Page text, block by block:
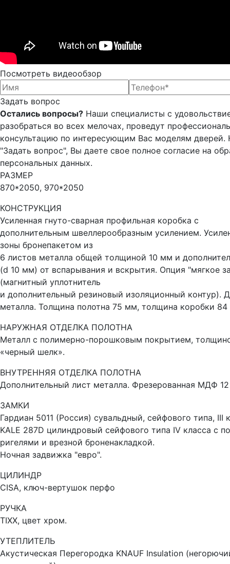
Посмотреть видеообзор
Задать вопрос
Остались вопросы? Наши специалисты с
разобраться во всех мелочах, проведут
консультацию по интересующим Вас моделям дверей.
"Задать вопрос", Вы даете свое полное согласие на
персональных данных.
РАЗМЕР
870*2050, 970*2050
КОНСТРУКЦИЯ
Усиленная гнуто-сварная профильная коробка с
дополнительным швеллерообразным усилением.
зоны бронепакетом из
6 листов металла общей толщиной 10 мм и
(d 10 мм) от вспарывания и вскрытия. Опция "мягкое
(магнитный уплотнитель
и дополнительный резиновый изоляционный контур).
металла. Толщина полотна 75 мм, толщина коробки
НАРУЖНАЯ ОТДЕЛКА ПОЛОТНА
Металл с полимерно-порошковым покрытием,
«черный шелк».
ВНУТРЕННЯЯ ОТДЕЛКА ПОЛОТНА
Дополнительный лист металла. Фрезерованная МДФ
ЗАМКИ
Гардиан 5011 (Россия) сувальдный, сейфового типа, III
KALE 287D цилиндровый сейфового типа IV класса с
ригелями и врезной броненакладкой.
Ночная задвижка "евро".
ЦИЛИНДР
CISA, ключ-вертушок перфо
РУЧКА
TIXX, цвет хром.
УТЕПЛИТЕЛЬ
Акустическая Перегородка KNAUF Insulation